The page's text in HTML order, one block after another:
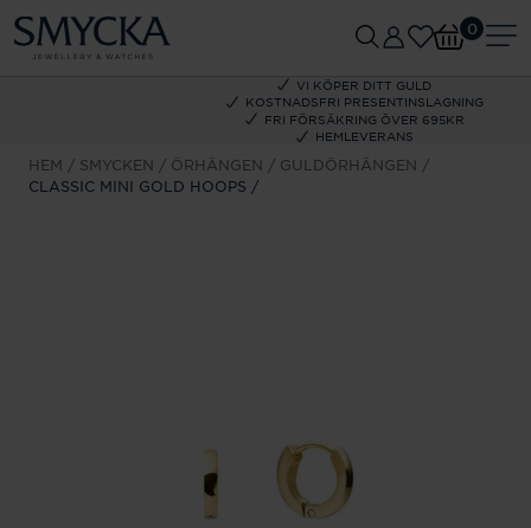
VI KÖPER DITT GULD
KOSTNADSFRI PRESENTINSLAGNING
FRI FÖRSÄKRING ÖVER 695KR
HEMLEVERANS
0
HEM SMYCKEN ÖRHÄNGEN
GULDÖRHÄNGEN
CLASSIC MINI GOLD HOOPS